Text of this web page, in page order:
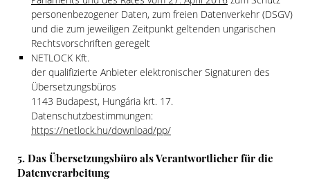
personenbezogener Daten, zum freien Datenverkehr (DSGV)
und die zum jeweiligen Zeitpunkt geltenden ungarischen
Rechtsvorschriften geregelt
NETLOCK Kft.
der qualifizierte Anbieter elektronischer Signaturen des
Übersetzungsbüros
1143 Budapest, Hungária krt. 17.
Datenschutzbestimmungen:
https://netlock.hu/download/pp/
5. Das Übersetzungsbüro als Verantwortlicher für die
Datenverarbeitung